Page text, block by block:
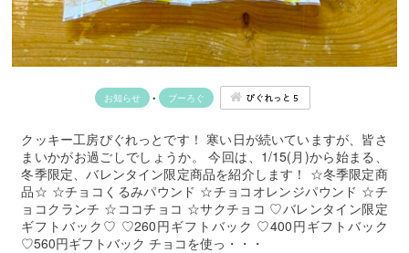
お知らせ • ブーろぐ ぴぐれっと５
クッキー工房ぴぐれっとです！ 寒い日が続いていますが、皆さ
まいかがお過ごしでしょうか。 今回は、1/15(月)から始まる、
冬季限定、バレンタイン限定商品を紹介します！ ☆冬季限定商
品☆ ☆チョコくるみパウンド ☆チョコオレンジパウンド ☆チ
ョコクランチ ☆ココチョコ ☆サクチョコ ♡バレンタイン限定
ギフトバック♡ ♡260円ギフトバック ♡400円ギフトバック
♡560円ギフトバック チョコを使っ・・・